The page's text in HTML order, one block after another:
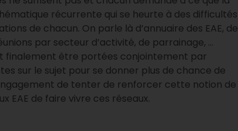
récurrente qui se heurte à des difficultés
de chacun. On parle là d’annuaire des EAE, de
par secteur d’activité, de parrainage, …
finalement être portées conjointement par
sur le sujet pour se donner plus de chance de
de tenter de renforcer cette notion de
EAE de faire vivre ces réseaux.